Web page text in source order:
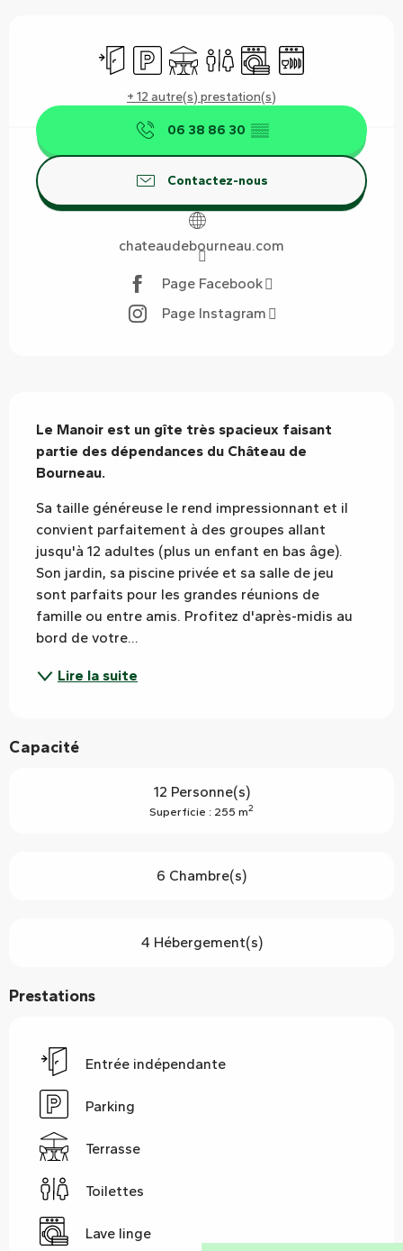
Entrée indépendante
ParkingTerrasseToilettesLave lingeLave vaisselle
+ 12 autre(s) prestation(s)
06 38 86 30 ▒▒
Contactez-nous
chateaudebourneau.com
Page Facebook
Page Instagram
Le Manoir est un gîte très spacieux faisant
partie des dépendances du Château de
Bourneau.
Sa taille généreuse le rend impressionnant et il
convient parfaitement à des groupes allant
jusqu'à 12 adultes (plus un enfant en bas âge).
Son jardin, sa piscine privée et sa salle de jeu
sont parfaits pour les grandes réunions de
famille ou entre amis. Profitez d'après-midis au
bord de votre...
Lire la suite
Capacité
12 Personne(s)
Superficie : 255 m2
6 Chambre(s)
4 Hébergement(s)
Prestations
Entrée indépendante
Parking
Terrasse
Toilettes
Lave linge